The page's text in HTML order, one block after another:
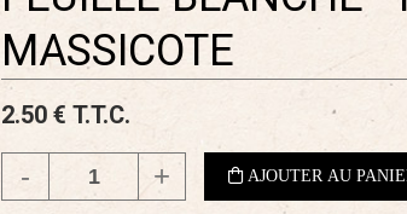
MASSICOTE
2.50€ T.T.C.